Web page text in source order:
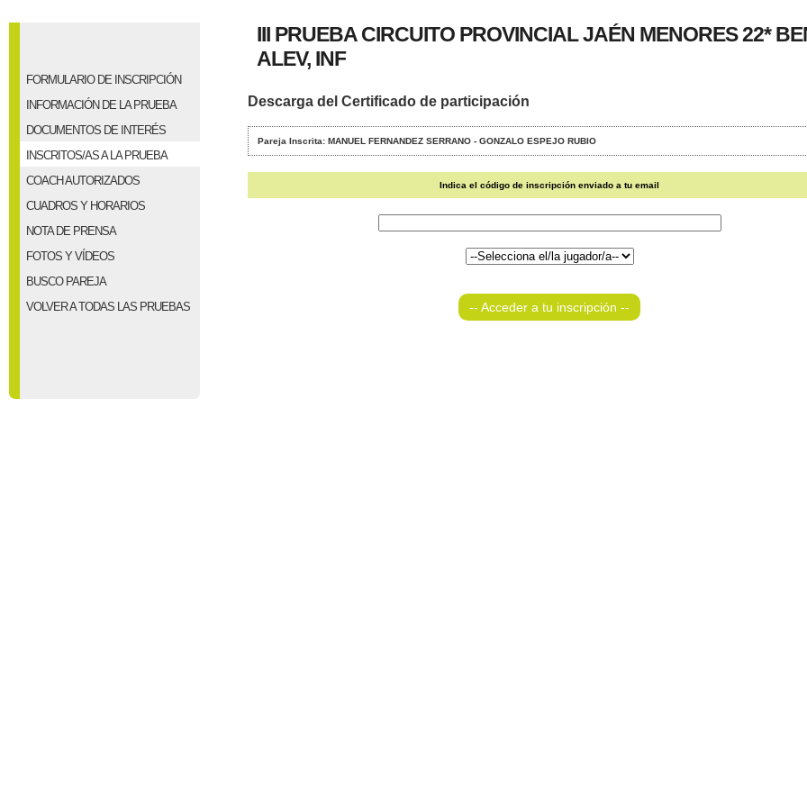
FORMULARIO DE INSCRIPCIÓN
INFORMACIÓN DE LA PRUEBA
DOCUMENTOS DE INTERÉS
INSCRITOS/AS A LA PRUEBA
COACH AUTORIZADOS
CUADROS Y HORARIOS
NOTA DE PRENSA
FOTOS Y VÍDEOS
BUSCO PAREJA
VOLVER A TODAS LAS PRUEBAS
III PRUEBA CIRCUITO PROVINCIAL JAÉN MENORES 22*
ALEV, INF
Descarga del Certificado de participación
Pareja Inscrita: MANUEL FERNANDEZ SERRANO - GONZALO ESPEJO RUBIO
Indica el código de inscripción enviado a tu email
-- Acceder a tu inscripción --